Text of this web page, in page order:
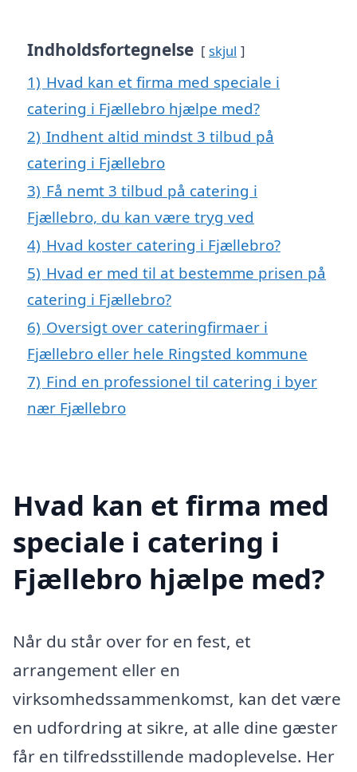
Indholdsfortegnelse skjul
1) Hvad kan et firma med speciale i
catering i Fjællebro hjælpe med?
2) Indhent altid mindst 3 tilbud på
catering i Fjællebro
3) Få nemt 3 tilbud på catering i
Fjællebro, du kan være tryg ved
4) Hvad koster catering i Fjællebro?
5) Hvad er med til at bestemme prisen på
catering i Fjællebro?
6) Oversigt over cateringfirmaer i
Fjællebro eller hele Ringsted kommune
7) Find en professionel til catering i byer
nær Fjællebro
Hvad kan et firma med
speciale i catering i
Fjællebro hjælpe med?
Når du står over for en fest, et
arrangement eller en
virksomhedssammenkomst, kan det være
en udfordring at sikre, at alle dine gæster
får en tilfredsstillende madoplevelse. Her